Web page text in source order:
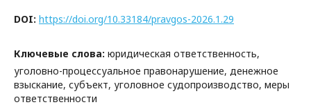
DOI: https://doi.org/10.33184/pravgos-2026.1.29
Ключевые слова: юридическая ответственность,
уголовно-процессуальное правонарушение, денежное
взыскание, субъект, уголовное судопроизводство, меры
ответственности